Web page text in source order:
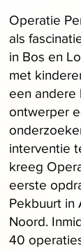
Operatie
als
in Bos en
met
een andere
ontwerper
interventie
kreeg
eerste
Pekbuurt in
Noord.
40